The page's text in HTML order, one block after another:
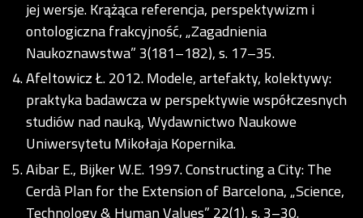
jej wersje. Krążąca referencja, perspektywizm i
ontologiczna frakcyjność, „Zagadnienia
Naukoznawstwa” 3(181–182), s. 17–35.
Afeltowicz Ł. 2012. Modele, artefakty, kolektywy:
praktyka badawcza w perspektywie współczesnych
studiów nad nauką, Wydawnictwo Naukowe
Uniwersytetu Mikołaja Kopernika.
Aibar E., Bijker W.E. 1997. Constructing a City: The
Cerdà Plan for the Extension of Barcelona, „Science,
Technology & Human Values” 22(1), s. 3–30.